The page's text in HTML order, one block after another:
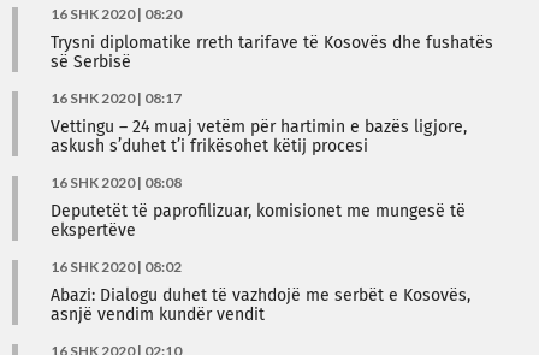
16 SHK 2020 | 08:20
Trysni diplomatike rreth tarifave të Kosovës dhe fushatës
së Serbisë
16 SHK 2020 | 08:17
Vettingu – 24 muaj vetëm për hartimin e bazës ligjore,
askush s’duhet t’i frikësohet këtij procesi
16 SHK 2020 | 08:08
Deputetët të paprofilizuar, komisionet me mungesë të
ekspertëve
16 SHK 2020 | 08:02
Abazi: Dialogu duhet të vazhdojë me serbët e Kosovës,
asnjë vendim kundër vendit
16 SHK 2020 | 02:10